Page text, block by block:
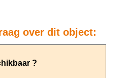
over dit object: